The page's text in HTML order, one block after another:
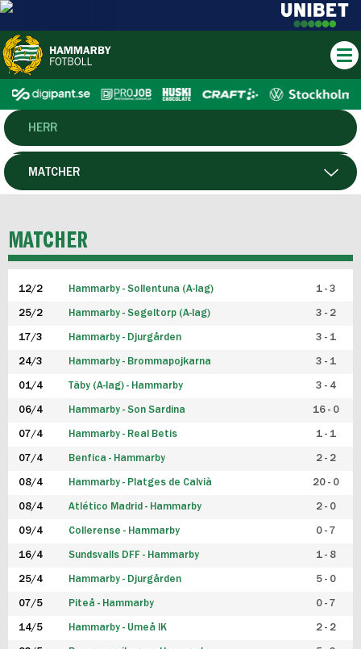
HERR
DAM
P19
F19
FUTSAL HERR
FUTSAL DAM
MATCHER
MATCHER
12/2 Hammarby - Sollentuna (A-lag) 1 - 3
25/2 Hammarby - Segeltorp (A-lag) 3 - 2
17/3 Hammarby - Djurgården 3 - 1
24/3 Hammarby - Brommapojkarna 3 - 1
01/4 Täby (A-lag) - Hammarby 3 - 4
06/4 Hammarby - Son Sardina 16 - 0
07/4 Hammarby - Real Betis 1 - 1
07/4 Benfica - Hammarby 2 - 2
08/4 Hammarby - Platges de Calvià 20 - 0
08/4 Atlético Madrid - Hammarby 2 - 0
09/4 Collerense - Hammarby 0 - 7
16/4 Sundsvalls DFF - Hammarby 1 - 8
25/4 Hammarby - Djurgården 5 - 0
07/5 Piteå - Hammarby 0 - 7
14/5 Hammarby - Umeå IK 2 - 2